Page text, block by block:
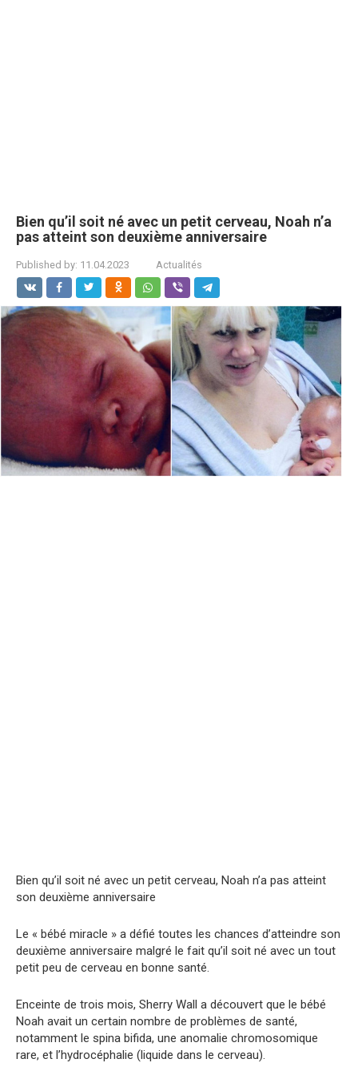
Bien qu’il soit né avec un petit cerveau, Noah n’a
pas atteint son deuxième anniversaire
Published by: 11.04.2023 Actualités
Bien qu’il soit né avec un petit cerveau, Noah n’a pas atteint
son deuxième anniversaire
Le « bébé miracle » a défié toutes les chances d’atteindre son
deuxième anniversaire malgré le fait qu’il soit né avec un tout
petit peu de cerveau en bonne santé.
Enceinte de trois mois, Sherry Wall a découvert que le bébé
Noah avait un certain nombre de problèmes de santé,
notamment le spina bifida, une anomalie chromosomique
rare, et l’hydrocéphalie (liquide dans le cerveau).